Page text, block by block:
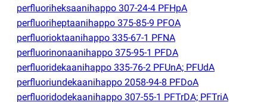
perfluoriheksaanihappo 307-24-4 PFHpA
perfluoriheptaanihappo 375-85-9 PFOA
perfluorioktaanihappo 335-67-1 PFNA
perfluorinonaanihappo 375-95-1 PFDA
perfluoridekaanihappo 335-76-2 PFUnA; PFUdA
perfluoriundekaanihappo 2058-94-8 PFDoA
perfluoridodekaanihappo 307-55-1 PFTrDA; PFTriA